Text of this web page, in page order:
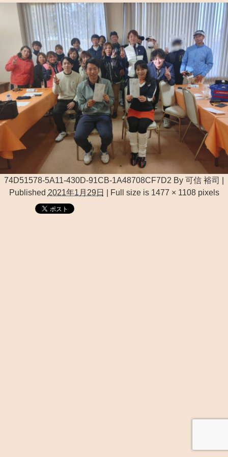
74D51578-5A11-430D-91CB-1A48708CF7D2 By 可信 裕司
Published 2021年1月29日 Full size is 1477 × 1108pixels